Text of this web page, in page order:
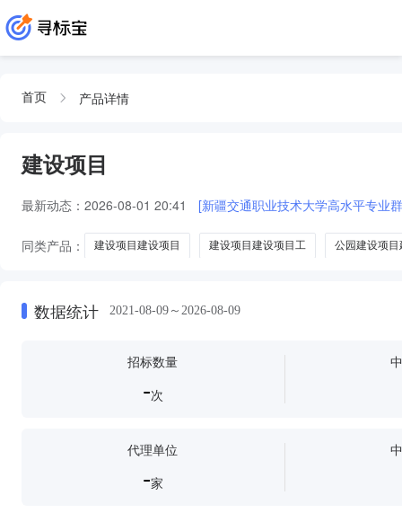
首页 产品详情
建设项目
最新动态： 2026-08-01 20:41 [新疆交通职业技术大学高水平专业
同类产品： 建设项目建设项目 建设项目建设项目工 公园建设项目
数据统计 2021-08-09～2026-08-09
招标数量
-次
代理单位
-家